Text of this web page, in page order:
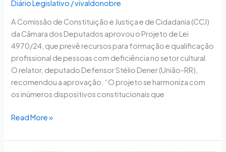
Diário Legislativo /vivaldonobre
A Comissão de Constituição e Justiça e de Cidadania (CCJ)
da Câmara dos Deputados aprovou o Projeto de Lei
4970/24, que prevê recursos para formação e qualificação
profissional de pessoas com deficiência no setor cultural.
O relator, deputado Defensor Stélio Dener (União-RR),
recomendou a aprovação. “O projeto se harmoniza com
os inúmeros dispositivos constitucionais que
Read More »